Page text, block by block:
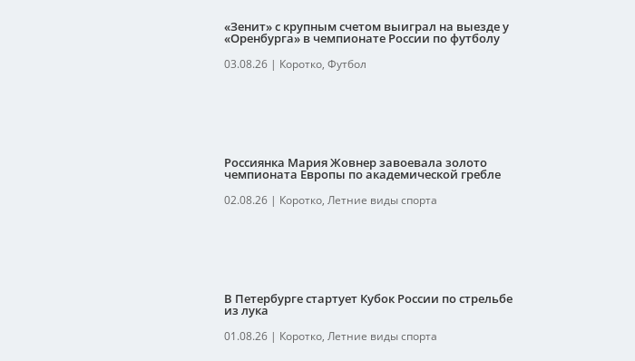
«Зенит» с крупным счетом выиграл на выезде у
«Оренбурга» в чемпионате России по футболу
03.08.26| Коротко, Футбол
Россиянка Мария Жовнер завоевала золото
чемпионата Европы по академической гребле
02.08.26| Коротко, Летние виды спорта
В Петербурге стартует Кубок России по стрельбе
из лука
01.08.26| Коротко, Летние виды спорта